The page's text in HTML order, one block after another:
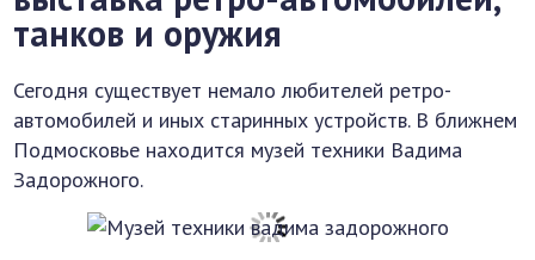
танков и оружия
Сегодня существует немало любителей ретро-
автомобилей и иных старинных устройств. В ближнем
Подмосковье находится музей техники Вадима
Задорожного.